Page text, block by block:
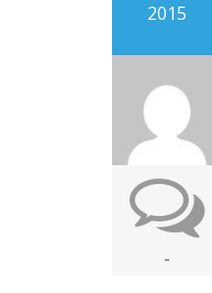
2015
-